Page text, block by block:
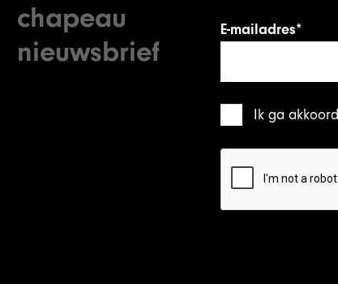
chapeau
nieuwsbrief
E-mailadres*
Ik ga akkoord